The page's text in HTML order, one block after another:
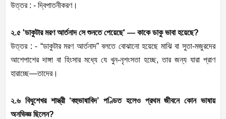
উত্তর : - দ্বিপাতনীকরণ।
২.৫ 'ডাকুটার মরণ আর্তনাদ সে শুনতে পেয়েছে' — কাকে ডাকু ভাবা হয়েছে?
উত্তর : - “ডাকুটার মরণ আর্তনাদ” বলতে বোঝানো হয়েছে মাঝি বা সুতা-মজুরদের
আশেপাশের দাঙ্গা বা হিংসার মধ্যে যে খুন-নৃশংসতা হচ্ছে, তার জন্য যারা প্রাণ
হারাচ্ছে—তাদের।
২.৬ বিধুশেখর শাস্ত্রী ‘বহুভাষাবিদ’ পণ্ডিত হলেও প্রথম জীবনে কোন ভাষায়
অনভিজ্ঞ ছিলেন?